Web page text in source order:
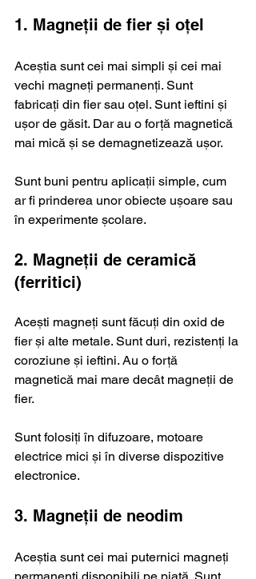
1. Magneții de fier și oțel
Aceștia sunt cei mai simpli și cei mai
vechi magneți permanenți. Sunt
fabricați din fier sau oțel. Sunt ieftini și
ușor de găsit. Dar au o forță magnetică
mai mică și se demagnetizează ușor.
Sunt buni pentru aplicații simple, cum
ar fi prinderea unor obiecte ușoare sau
în experimente școlare.
2. Magneții de ceramică
(ferritici)
Acești magneți sunt făcuți din oxid de
fier și alte metale. Sunt duri, rezistenți la
coroziune și ieftini. Au o forță
magnetică mai mare decât magneții de
fier.
Sunt folosiți în difuzoare, motoare
electrice mici și în diverse dispozitive
electronice.
3. Magneții de neodim
Aceștia sunt cei mai puternici magneți